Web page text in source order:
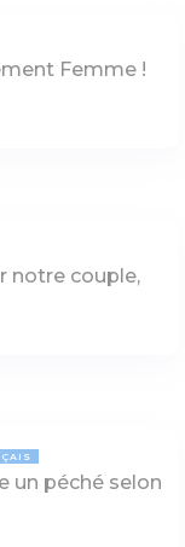
Femme !
notre couple,
un péché selon